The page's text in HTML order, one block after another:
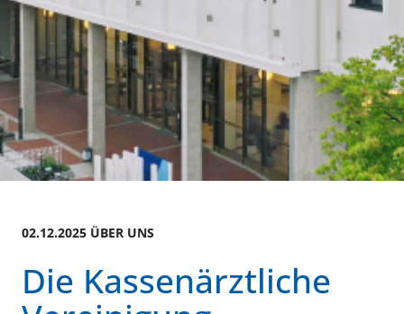
02.12.2025 ÜBER UNS
Die Kassenärztliche